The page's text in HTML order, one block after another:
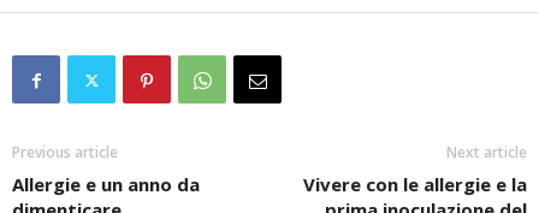
Previous article
Allergie e un anno da
Next article
Vivere con le allergie e la